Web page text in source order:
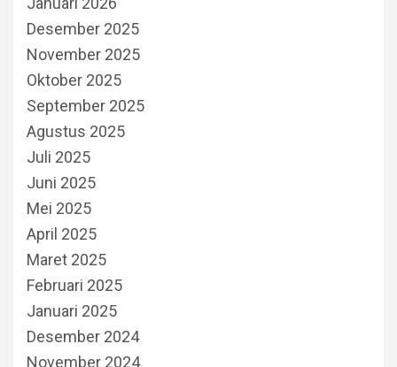
Desember 2025
November 2025
Oktober 2025
September 2025
Agustus 2025
Juli 2025
Juni 2025
Mei 2025
April 2025
Maret 2025
Februari 2025
Januari 2025
Desember 2024
November 2024